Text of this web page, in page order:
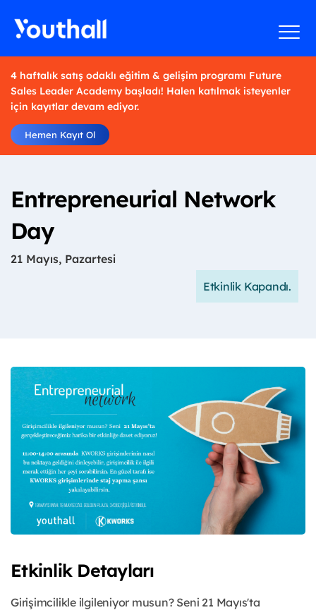
4 haftalık satış odaklı eğitim & gelişim programı Future
Sales Leader Academy başladı! Halen katılmak isteyenler
için kayıtlar devam ediyor.
Hemen Kayıt Ol
Entrepreneurial Network
Day
21 Mayıs, Pazartesi
Etkinlik Kapandı.
Etkinlik Detayları
Girişimcilikle ilgileniyor musun? Seni 21 Mayıs'ta